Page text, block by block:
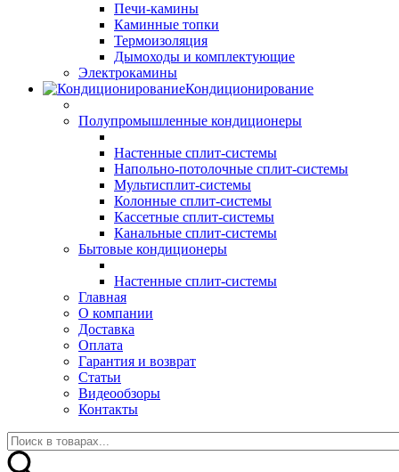
Печи-камины
Каминные топки
Термоизоляция
Дымоходы и комплектующие
Электрокамины
Кондиционирование
Полупромышленные кондиционеры
Настенные сплит-системы
Напольно-потолочные сплит-системы
Мультисплит-системы
Колонные сплит-системы
Кассетные сплит-системы
Канальные сплит-системы
Бытовые кондиционеры
Настенные сплит-системы
Главная
О компании
Доставка
Оплата
Гарантия и возврат
Статьи
Видеообзоры
Контакты